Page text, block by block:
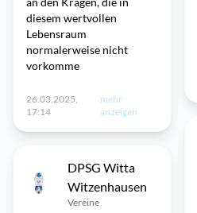
diesem wertvollen
Lebensraum
normalerweise nicht
vorkomme
26.03.2025,
17:14
mehr
anzeigen
DPSG Witta
Witzenhausen
Vereine